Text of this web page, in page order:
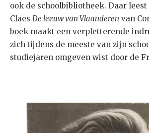
ook de schoolbibliotheek. Daar
Claes De leeuw van Vlaanderen van
boek maakt een verpletterende
zich tijdens de meeste van zijn
studiejaren omgeven wist door de